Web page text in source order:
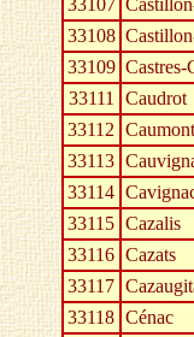
33107
33108
33109 Castres-
33111 Caudrot
33112 Caumont
33113
33114
33115 Cazalis
33116 Cazats
33117
33118 Cénac